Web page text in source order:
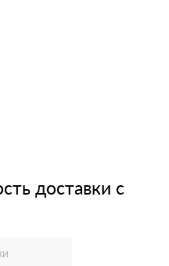
доставки с